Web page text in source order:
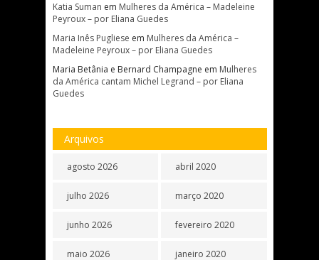
Katia Suman em Mulheres da América – Madeleine
Peyroux – por Eliana Guedes
Maria Inês Pugliese em Mulheres da América –
Madeleine Peyroux – por Eliana Guedes
Maria Betânia e Bernard Champagne em Mulheres
da América cantam Michel Legrand – por Eliana
Guedes
Arquivos
agosto 2026
julho 2026
junho 2026
maio 2026
abril 2020
março 2020
fevereiro 2020
janeiro 2020